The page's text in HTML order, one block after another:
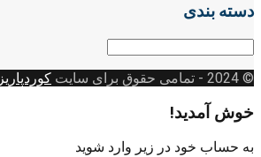
دسته بندی
دسته
© 2024
- تمامی حقوق برای سایت کوردپاریز
خوش آمدید!
به حساب خود در زیر وارد شوید